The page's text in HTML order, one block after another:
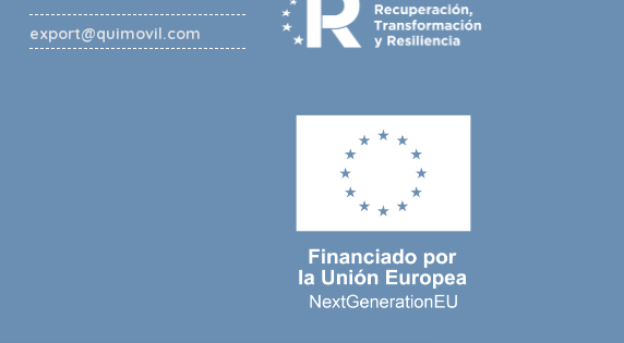
export@quimovil.com